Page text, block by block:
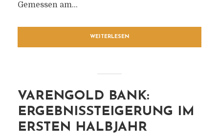
Gemessen am...
WEITERLESEN
VARENGOLD BANK:
ERGEBNISSTEIGERUNG IM
ERSTEN HALBJAHR